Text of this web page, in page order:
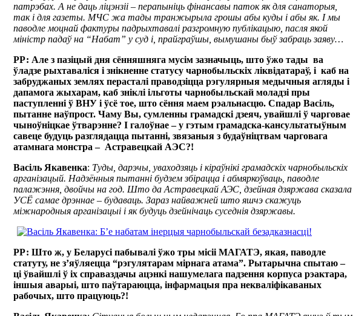
патрэбах. А не даць ліцэнзіі – перапыніць фінансавы паток як для санаторыя,
так і для газеты. МЧС жа тады транжырыла грошы абы куды і абы як. І мы
паводле моцнай фактуры падрыхтавалі разгромную публікацыю, пасля якой
міністр падаў на “Набат” у суд і, прайграўшы, вымушаны быў забраць заяву…
РР: Але з пазіцый дня сённяшняга мусім зазначыць, што ўжо тады ва
ўладзе рыхтаваліся і знікненне статусу чарнобыльскіх ліквідатараў, і каб на
забруджаных землях перасталі праводзіцца рэгулярныя медычныя агляды і
дапамога жыхарам, каб зніклі ільготы чарнобыльскай моладзі пры
паступленні ў ВНУ і ўсё тое, што сёння маем рэальнасцю. Спадар Васіль,
пытанне наўпрост. Чаму Вы, сумленны грамадскі дзеяч, увайшлі ў чарговае
чыноўніцкае ўтварэнне? І галоўнае – у гэтым грамадска-кансультатыўным
савеце будуць разглядацца пытанні, звязаныя з будаўніцтвам чарговага
атамнага монстра – Астравецкай АЭС?!
Васіль Якавенка: Туды, дарэчы, уваходзяць і кіраўнікі грамадскіх чарнобыльскіх
арганізацый. Надзённыя пытанні будзем збірацца і абмяркоўваць, паводле
палажэння, двойчы на год. Што да Астравецкай АЭС, дзейная дзяржава сказала
УСЁ самае дрэннае – будаваць. Зараз найважней што яшчэ скажуць
міжнародныя арганізацыі і як будуць дзейнічаць суседнія дзяржавы.
РР: Што ж, у Беларусі пабывалі ўжо тры місіі МАГАТЭ, якая, паводле
статуту, не з’яўляецца “рэгулятарам мірнага атама”. Рытарычна спытаю –
ці ўвайшлі ў іх справаздачы ацэнкі нашумелага падзення корпуса рэактара,
іншыя аварыі, што паўтараюцца, інфармацыя пра некваліфікаваных
рабочых, што працуюць?!